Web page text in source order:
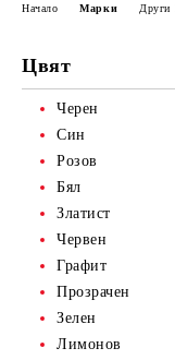
Цвят
Черен
Син
Розов
Бял
Златист
Червен
Графит
Прозрачен
Зелен
Лимонов
Начало Марки Други